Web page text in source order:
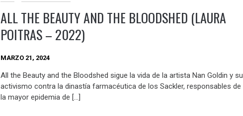
ALL THE BEAUTY AND THE BLOODSHED (LAURA
POITRAS – 2022)
MARZO 21, 2024
All the Beauty and the Bloodshed sigue la vida de la artista Nan Goldin y su
activismo contra la dinastía farmacéutica de los Sackler, responsables de
la mayor epidemia de […]